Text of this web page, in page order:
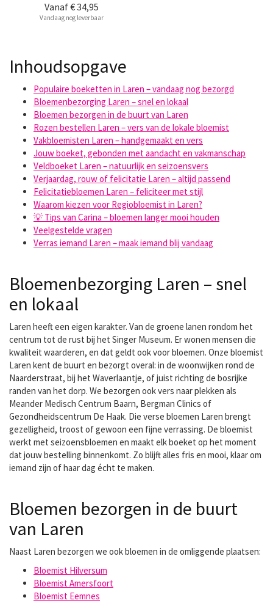
Vanaf€ 34,95
Vandaag nog leverbaar
Inhoudsopgave
Populaire boeketten in Laren – vandaag nog bezorgd
Bloemenbezorging Laren – snel en lokaal
Bloemen bezorgen in de buurt van Laren
Rozen bestellen Laren – vers van de lokale bloemist
Vakbloemisten Laren – handgemaakt en vers
Jouw boeket, gebonden met aandacht en vakmanschap
Veldboeket Laren – natuurlijk en seizoensvers
Verjaardag, rouw of felicitatie Laren – altijd passend
Felicitatiebloemen Laren – feliciteer met stijl
Waarom kiezen voor Regiobloemist in Laren?
💡 Tips van Carina – bloemen langer mooi houden
Veelgestelde vragen
Verras iemand Laren – maak iemand blij vandaag
Bloemenbezorging Laren – snel
en lokaal
Laren heeft een eigen karakter. Van de groene lanen rondom het
centrum tot de rust bij het Singer Museum. Er wonen mensen die
kwaliteit waarderen, en dat geldt ook voor bloemen. Onze bloemist
Laren kent de buurt en bezorgt overal: in de woonwijken rond de
Naarderstraat, bij het Waverlaantje, of juist richting de bosrijke
randen van het dorp. We bezorgen ook vers naar plekken als
Meander Medisch Centrum Baarn, Bergman Clinics of
Gezondheidscentrum De Haak. Die verse bloemen Laren brengt
gezelligheid, troost of gewoon een fijne verrassing. De bloemist
werkt met seizoensbloemen en maakt elk boeket op het moment
dat jouw bestelling binnenkomt. Zo blijft alles fris en mooi, klaar om
iemand zijn of haar dag écht te maken.
Bloemen bezorgen in de buurt
van Laren
Naast Laren bezorgen we ook bloemen in de omliggende plaatsen:
Bloemist Hilversum
Bloemist Amersfoort
Bloemist Eemnes